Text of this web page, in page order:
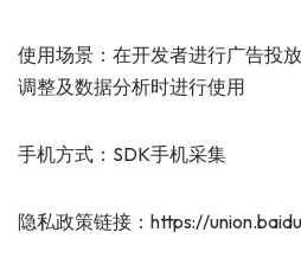
使用场景：在开发者进行广告投
调整及数据分析时进行使用
手机方式：SDK手机采集
隐私政策链接：https://